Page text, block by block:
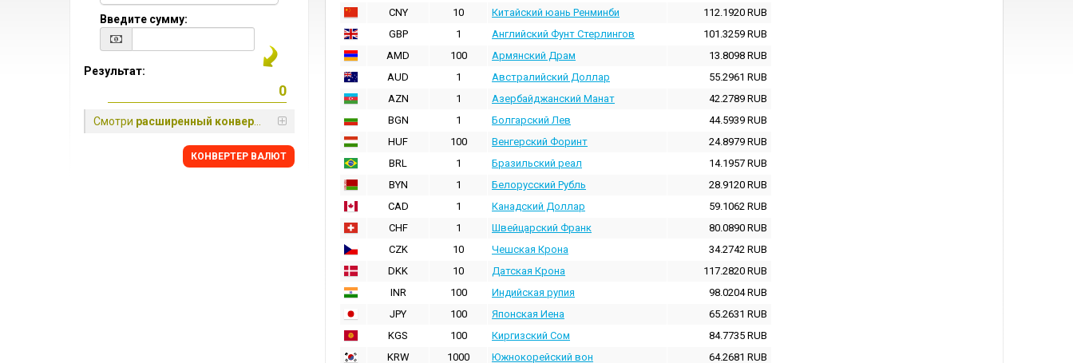
CNY
10 Китайский юань Ренминби 112.1920 RUB
GBP
1 Английский Фунт Стерлингов 101.3259 RUB
AMD
100 Армянский Драм 13.8098 RUB
AUD
1 Австралийский Доллар 55.2961 RUB
AZN
1 Азербайджанский Манат 42.2789 RUB
BGN
1 Болгарский Лев 44.5939 RUB
HUF
100 Венгерский Форинт 24.8979 RUB
BRL
1 Бразильский реал 14.1957 RUB
BYN
1 Белорусский Рубль 28.9120 RUB
CAD
1 Канадский Доллар 59.1062 RUB
CHF
1 Швейцарский Франк 80.0890 RUB
CZK
10 Чешская Крона 34.2742 RUB
DKK
10 Датская Крона 117.2820 RUB
INR
100 Индийская pупия 98.0204RUB
JPY
100 Японская Иена 65.2631 RUB
KGS
100 Киргизский Сом 84.7735 RUB
KRW
1000 Южнокорейский вон 64.2681 RUB
Введите сумму:
Результат:
Смотри расширенный конвертер
КОНВЕРТЕР ВАЛЮТ